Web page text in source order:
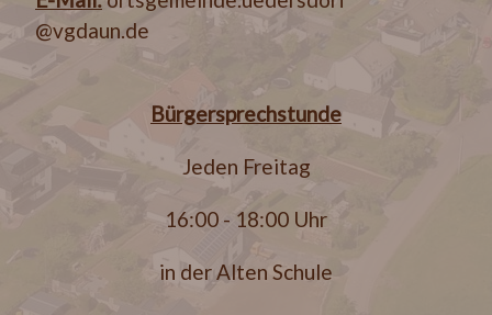
@vgdaun.de
Bürgersprechstunde
Jeden Freitag
16:00 - 18:00 Uhr
in der Alten Schule